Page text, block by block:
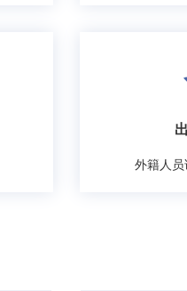
外籍人